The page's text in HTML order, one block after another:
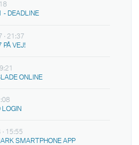
- DEADLINE
· 21:37
VEJ!
ONLINE
15:55
SMARTPHONE APP